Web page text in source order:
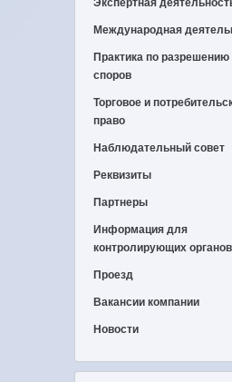
Экспертная
Международная
Практика по разрешению
споров
Торговое и
право
Наблюдательный совет
Реквизиты
Партнеры
Информация для
контролирующих органов
Проезд
Вакансии компании
Новости